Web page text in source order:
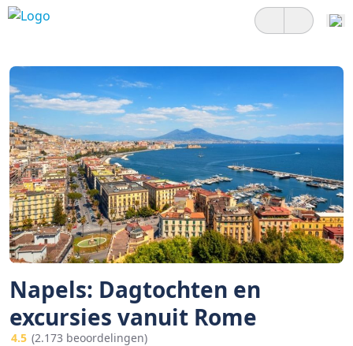
Napels: Dagtochten en
excursies vanuit Rome
4.5 (2.173 beoordelingen)